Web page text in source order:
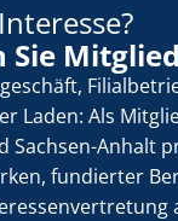
Sie
Laden: Als
Sachsen-Anhalt
fundierter